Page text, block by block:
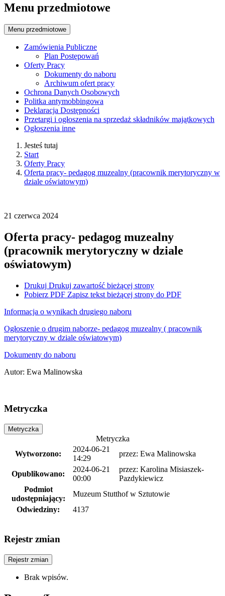
Menu przedmiotowe
Menu przedmiotowe
Zamówienia Publiczne
Plan Postępowań
Oferty Pracy
Dokumenty do naboru
Archiwum ofert pracy
Ochrona Danych Osobowych
Politka antymobbingowa
Deklaracja Dostępności
Przetargi i ogłoszenia na sprzedaż składników majątkowych
Ogłoszenia inne
Jesteś tutaj
Start
Oferty Pracy
Oferta pracy- pedagog muzealny (pracownik merytoryczny w
dziale oświatowym)
21 czerwca 2024
Oferta pracy- pedagog muzealny
(pracownik merytoryczny w dziale
oświatowym)
Drukuj Drukuj zawartość bieżącej strony
Pobierz PDF Zapisz tekst bieżącej strony do PDF
Informacja o wynikach drugiego naboru
Ogłoszenie o drugim naborze- pedagog muzealny ( pracownik
merytoryczny w dziale oświatowym)
Dokumenty do naboru
Autor: Ewa Malinowska
Metryczka
Metryczka
Metryczka
Wytworzono:
2024-06-21
14:29
przez: Ewa Malinowska
Opublikowano:
2024-06-21
00:00
przez: Karolina Misiaszek-
Pazdykiewicz
Podmiot
udostępniający:
Muzeum Stutthof w Sztutowie
Odwiedziny:
4137
Rejestr zmian
Rejestr zmian
Brak wpisów.